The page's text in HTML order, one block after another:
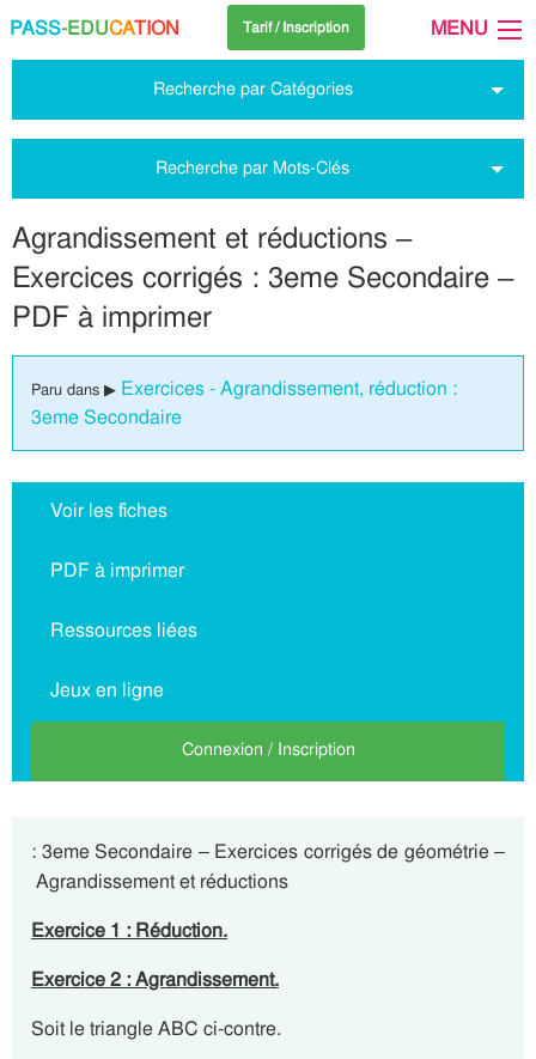
PASS-EDUCATION Tarif / Inscription MENU
Recherche par Catégories
Recherche par Mots-Clés
Agrandissement et réductions –
Exercices corrigés : 3eme Secondaire –
PDF à imprimer
Paru dans ▶ Exercices - Agrandissement, réduction :
3eme Secondaire
Voir les fiches
PDF à imprimer
Ressources liées
Jeux en ligne
Connexion / Inscription
: 3eme Secondaire – Exercices corrigés de géométrie –
Agrandissement et réductions
Exercice 1 : Réduction.
Exercice 2 : Agrandissement.
Soit le triangle ABC ci-contre.